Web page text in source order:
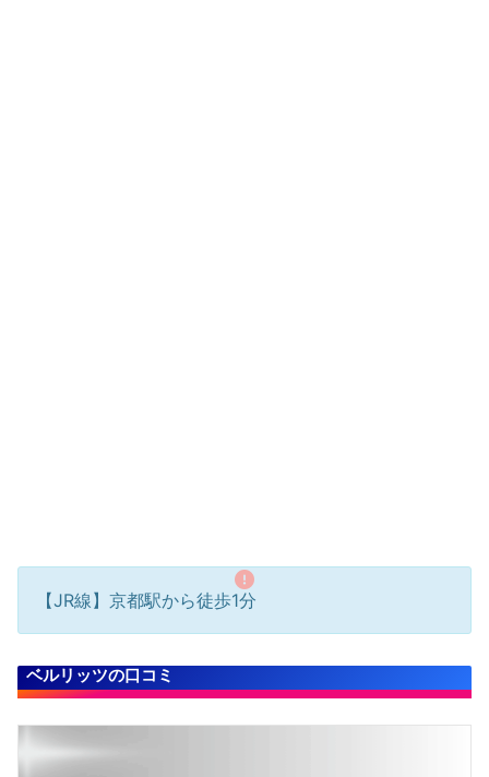
【JR線】京都駅から徒歩1分
ベルリッツの口コミ